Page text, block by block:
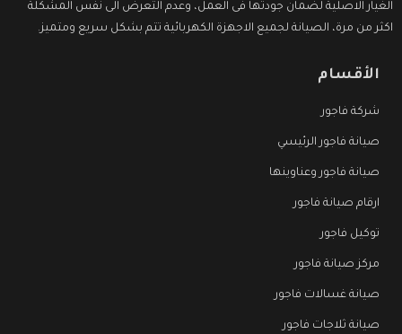
الغيار الاصلية لضمان جودتها فى العمل، وعدم التعرض الى نفس المشكلة
اكثر من مرة، الصيانة لجميع الاجهزة الكهربائية تتم بشكل سريع ومتميز.
الأقسام
شركة فاجور
صيانة فاجور الرئيسي
صيانة فاجور وعناوينها
ارقام صيانة فاجور
توكيل فاجور
مركز صيانة فاجور
صيانة غسالات فاجور
صيانة ثلاجات فاجور